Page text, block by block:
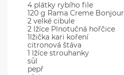
4 plátky rybího file
120 g Rama Creme
2 velké cibule
2 lžíce Plnotučná hořčice
1lžička kari koření
citronová štáva
1 lžíce strouhanky
sůl
pepř